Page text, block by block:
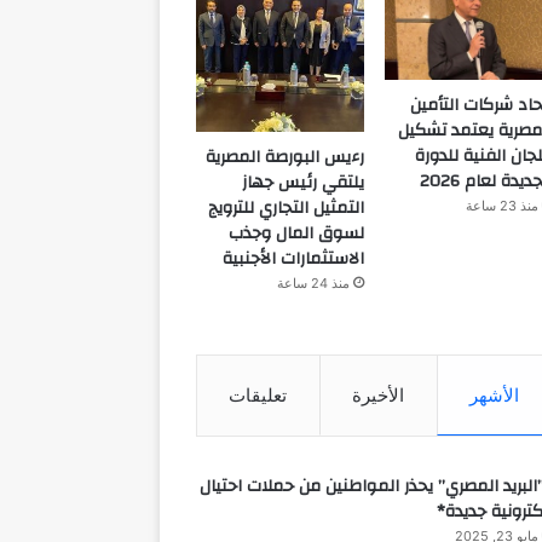
شركات التأمين
يعتمد تشكيل
الفنية للدورة
لعام 2026
منذ 23 ساعة
رءيس البورصة المصرية
يلتقي رئيس جهاز
التمثيل التجاري للترويج
لسوق المال وجذب
الاستثمارات الأجنبية
منذ 24 ساعة
الأشهر الأخيرة تعليقات
المصري” يحذر المواطنين من حملات احتيال
جديدة*
مايو 23, 2025